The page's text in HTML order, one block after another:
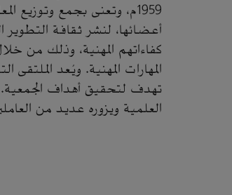
1959م، وتعنى بجمع وتوزيع
أعضائها، لنشر ثقافة التطوير
كفاءاتهم المهنية، وذلك من
المهارات المهنية. ويُعد
تهدف لتحقيق أهداف الجمعية.
العلمية ويزوره عديد من